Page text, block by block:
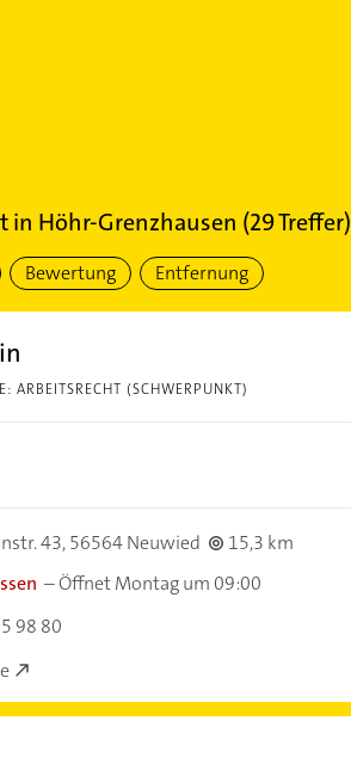
in Höhr-Grenzhausen (29Treffer)
Bewertung Entfernung
ARBEITSRECHT (SCHWERPUNKT)
43,56564 Neuwied
15,3 km
–Öffnet Montag um 09:00
98 80